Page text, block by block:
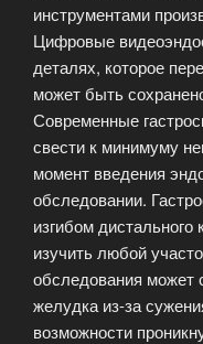
инструментами
Цифровые
деталях, которое
может быть
Современные
свести к минимуму
момент введения
обследовании.
изгибом
изучить любой
обследования может
желудка из-за
возможности